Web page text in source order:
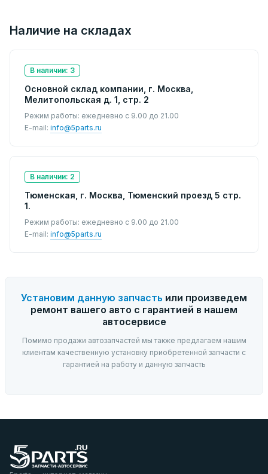
Наличие на складах
В наличии: 3
Основной склад компании, г. Москва,
Мелитопольская д. 1, стр. 2
Режим работы: ежедневно с 9.00 до 21.00
E-mail: info@5parts.ru
В наличии: 2
Тюменская, г. Москва, Тюменский проезд 5 стр.
1.
Режим работы: ежедневно с 9.00 до 21.00
E-mail: info@5parts.ru
Установим данную запчасть или произведем
ремонт вашего авто с гарантией в нашем
автосервисе
Помимо продажи автозапчастей мы также предлагаем нашим
клиентам качественную установку приобретенной запчасти с
гарантией на работу и данную запчасть